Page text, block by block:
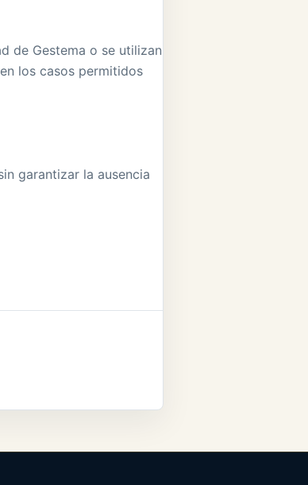
de Gestema o se utilizan
los casos permitidos
garantizar la ausencia